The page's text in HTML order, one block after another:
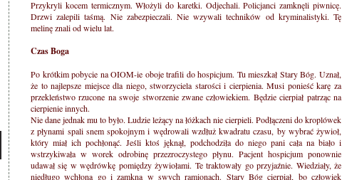
Przykryli kocem termicznym. Włożyli do karetki. Odjechali. Policjanci zamknęli piwnicę.
Drzwi zalepili taśmą. Nie zabezpieczali. Nie wzywali techników od kryminalistyki. Tę
melinę znali od wielu lat.
Czas Boga
Po krótkim pobycie na OIOM-ie oboje trafili do hospicjum. Tu mieszkał Stary Bóg. Uznał,
że to najlepsze miejsce dla niego, stworzyciela starości i cierpienia. Musi ponieść karę za
przekleństwo rzucone na swoje stworzenie zwane człowiekiem. Będzie cierpiał patrząc na
cierpienie innych.
Nie dane jednak mu to było. Ludzie leżący na łóżkach nie cierpieli. Podłączeni do kroplówek
z płynami spali snem spokojnym i wędrowali wzdłuż kwadratu czasu, by wybrać żywioł,
który miał ich pochłonąć. Jeśli ktoś jęknął, podchodziła do niego pani cała na biało i
wstrzykiwała w worek odrobinę przezroczystego płynu. Pacjent hospicjum ponownie
udawał się w wędrówkę pomiędzy żywiołami. Te traktowały go przyjaźnie. Wiedziały, że
niedługo wchłoną go i zamkną w swych ramionach. Stary Bóg cierpiał, bo człowiek